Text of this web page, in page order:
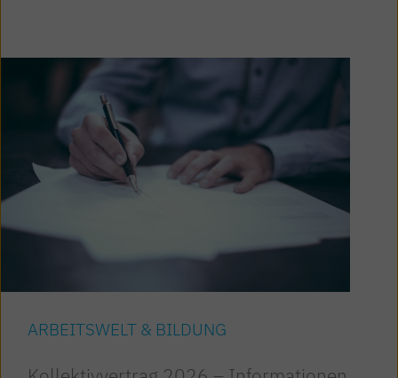
ARBEITSWELT & BILDUNG